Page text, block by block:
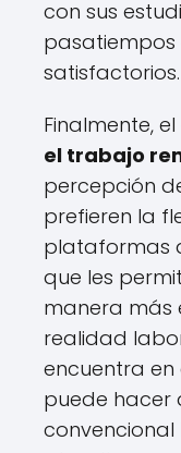
con sus
pasatiempos
satisfactorios.
Finalmente,
el trabajo
percepción
prefieren la
plataformas
que les
manera más
realidad
encuentra
puede hacer